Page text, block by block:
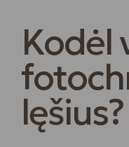
Kodėl
lęšius?